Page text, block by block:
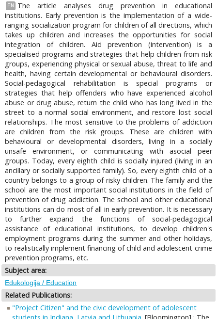
EN
The article analyses drug prevention in educational
institutions. Early prevention is the implementation of a wide-
ranging socialization program for children of all directions, which
takes up children and increases the opportunities for social
integration of children. Aid prevention (intervention) is a
specialised programs and strategies that help children from risk
groups, experiencing physical or sexual abuse, threat to life and
health, having certain developmental or behavioural disorders.
Social-pedagogical rehabilitation is special programs or
strategies that help offenders who have experienced alcohol
abuse or drug abuse, return the child who has long lived in the
street to a normal social environment, and restore lost social
relationships. The most sensitive to the problems of addiction
are children from the risk groups. These are children with
behavioural or developmental disorders, living in a socially
unsafe environment, or communicating with asocial peer
groups. Today, every eighth child is socially injured (living in an
ancillary or socially supported family). So, every eighth child of a
country belongs to a group of risky children. The family and the
school are the most important social institutions in the field of
prevention of drug addiction. The school and other educational
institutions can do most of all in early prevention. It is necessary
to further expand the functions of social-pedagogical
assistance of educational institutions, to develop children's
employment programs during the summer and other holidays,
to realistically implement financing of child and adolescent crime
prevention programs, etc.
Subject area:
Edukologija / Education
Related Publications:
"Project Citizen" and the civic development of adolescent